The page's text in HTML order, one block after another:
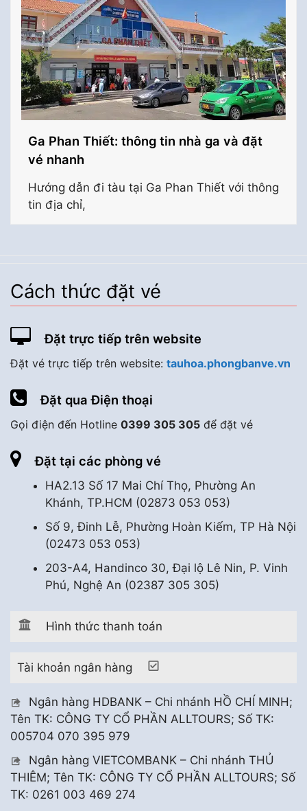
Ga Phan Thiết: thông tin nhà ga và đặt
vé nhanh
Hướng dẫn đi tàu tại Ga Phan Thiết với thông
tin địa chỉ,
Cách thức đặt vé
Đặt trực tiếp trên website
Đặt vé trực tiếp trên website: tauhoa.phongbanve.vn
Đặt qua Điện thoại
Gọi điện đến Hotline 0399 305 305 để đặt vé
Đặt tại các phòng vé
HA2.13 Số 17 Mai Chí Thọ, Phường An
Khánh, TP.HCM (02873 053 053)
Số 9, Đinh Lễ, Phường Hoàn Kiếm, TP Hà Nội
(02473 053 053)
203-A4, Handinco 30, Đại lộ Lê Nin, P. Vinh
Phú, Nghệ An (02387 305 305)
Hình thức thanh toán
Tài khoản ngân hàng
Ngân hàng HDBANK – Chi nhánh HỒ CHÍ MINH;
Tên TK: CÔNG TY CỔ PHẦN ALLTOURS; Số TK:
005704 070 395 979
Ngân hàng VIETCOMBANK – Chi nhánh THỦ
THIÊM; Tên TK: CÔNG TY CỔ PHẦN ALLTOURS; Số
TK: 0261 003 469 274